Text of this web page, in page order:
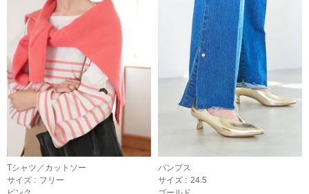
Tシャツ／カットソー
サイズ : フリー
パンプス
サイズ : 24.5